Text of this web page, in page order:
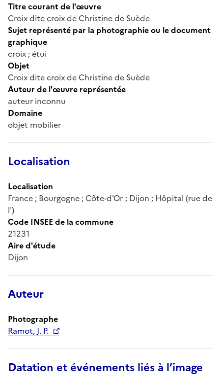
Titre courant de l'œuvre
Croix dite croix de Christine de Suède
Sujet représenté par la photographie ou le document
graphique
croix ; étui
Objet
Croix dite croix de Christine de Suède
Auteur de l'œuvre représentée
auteur inconnu
Domaine
objet mobilier
Localisation
Localisation
France ; Bourgogne ; Côte-d'Or ; Dijon ; Hôpital (rue de
l')
Code INSEE de la commune
21231
Aire d'étude
Dijon
Auteur
Photographe
Ramot, J. P.
Datation et événements liés à l’image